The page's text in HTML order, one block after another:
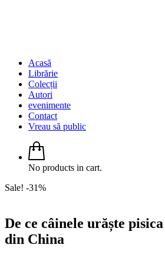
Acasă
Librărie
Colecții
Autori
evenimente
Contact
Vreau să public
No products in cart.
Sale! -31%
De ce câinele urăște
din China